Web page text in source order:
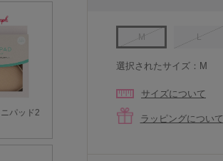
M L
選択されたサイズ：M
サイズについて
ラッピングについて